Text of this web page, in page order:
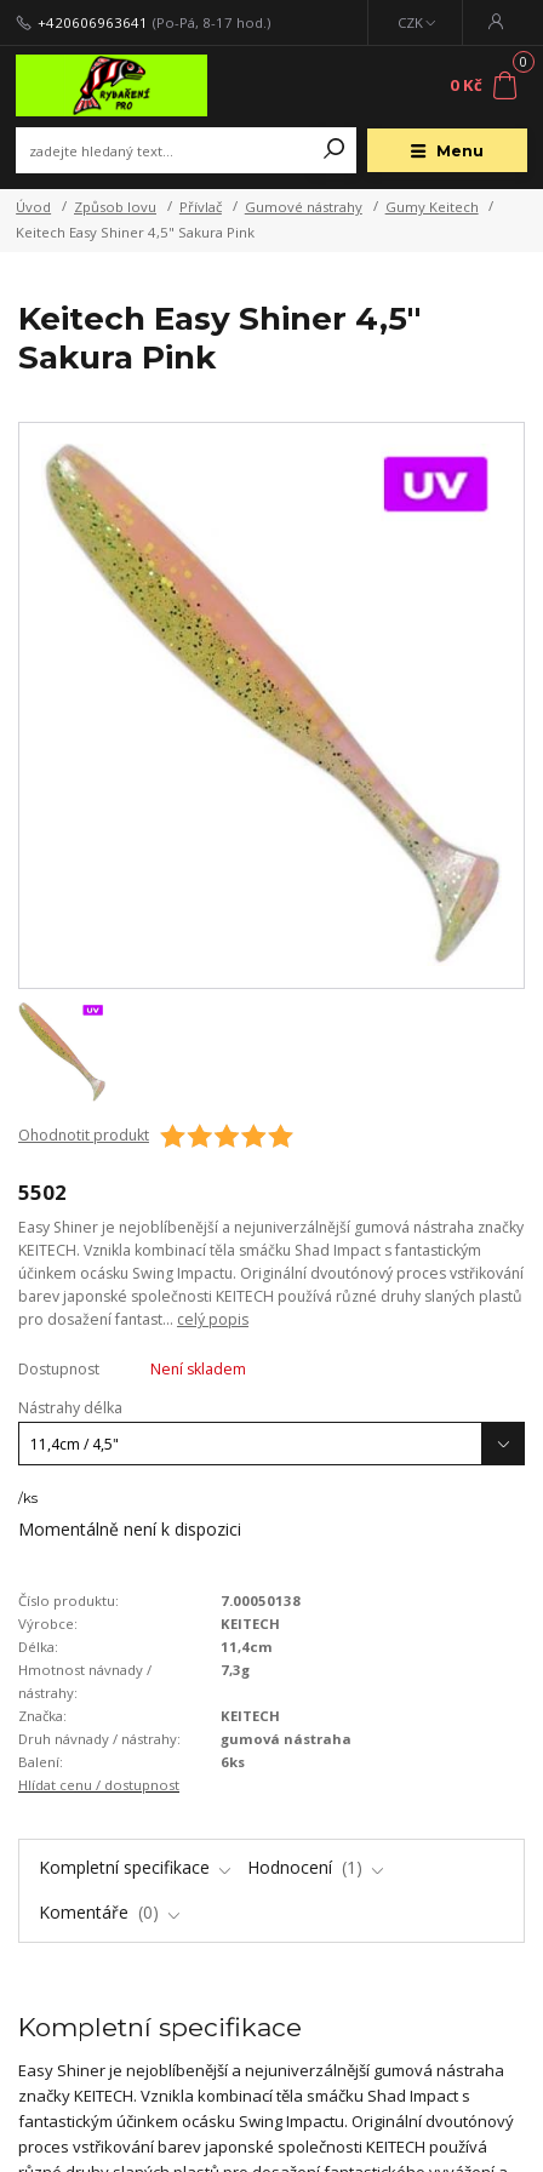
Menu
CZK
+420606963641 (Po-Pá, 8-17 hod.)
0
0 Kč
Úvod Způsob lovu Přívlač Gumové nástrahy
Gumy Keitech
Keitech Easy Shiner 4,5" Sakura Pink
Keitech Easy Shiner 4,5"
Sakura Pink
Ohodnotit produkt
5502
Easy Shiner je nejoblíbenější a nejuniverzálnější gumová nástraha značky
KEITECH. Vznikla kombinací těla smáčku Shad Impact s fantastickým
účinkem ocásku Swing Impactu. Originální dvoutónový proces vstřikování
barev japonské společnosti KEITECH používá různé druhy slaných plastů
pro dosažení fantast... celý popis
Dostupnost
Není skladem
Nástrahy délka
/ks
Momentálně není k dispozici
Číslo produktu:
7.00050138
Výrobce:
KEITECH
Délka:
11,4cm
Hmotnost návnady /
nástrahy:
7,3g
Značka:
KEITECH
Druh návnady / nástrahy:
gumová nástraha
Balení:
6ks
Hlídat cenu / dostupnost
Kompletní specifikace Hodnocení
1
Komentáře
0
Kompletní specifikace
Easy Shiner je nejoblíbenější a nejuniverzálnější gumová nástraha
značky KEITECH. Vznikla kombinací těla smáčku Shad Impact s
fantastickým účinkem ocásku Swing Impactu. Originální dvoutónový
proces vstřikování barev japonské společnosti KEITECH používá